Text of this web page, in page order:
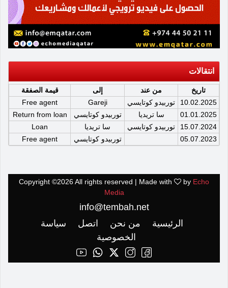
انتقالات
تاريخ من عند إلى
قيمة الصفقة
10.02.2025
توربيدو كوتايسي Gareji
Free agent
01.01.2025
سا تريديا توربيدو كوتايسي
Return from loan
15.07.2024
توربيدو كوتايسي سا تريديا
Loan
05.07.2023
توربيدو كوتايسي Free agent
Copyright ©2026 All rights reserved | Made with by Echo
Media
info@tembah.net
الرئيسية
من نحن اتصل
سياسة
الخصوصية